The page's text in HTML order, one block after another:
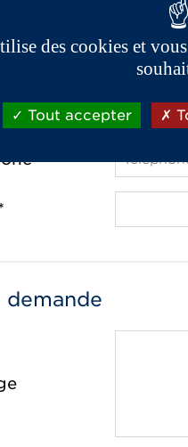
*
*
demande
des cookies et
Tout accepter